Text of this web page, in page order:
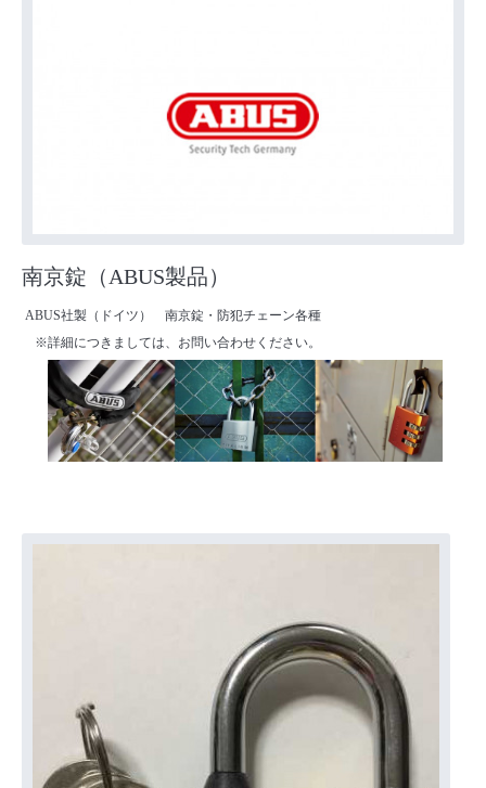
南京錠（ABUS製品）
ABUS社製（ドイツ） 南京錠・防犯チェーン各種
※詳細につきましては、お問い合わせください。